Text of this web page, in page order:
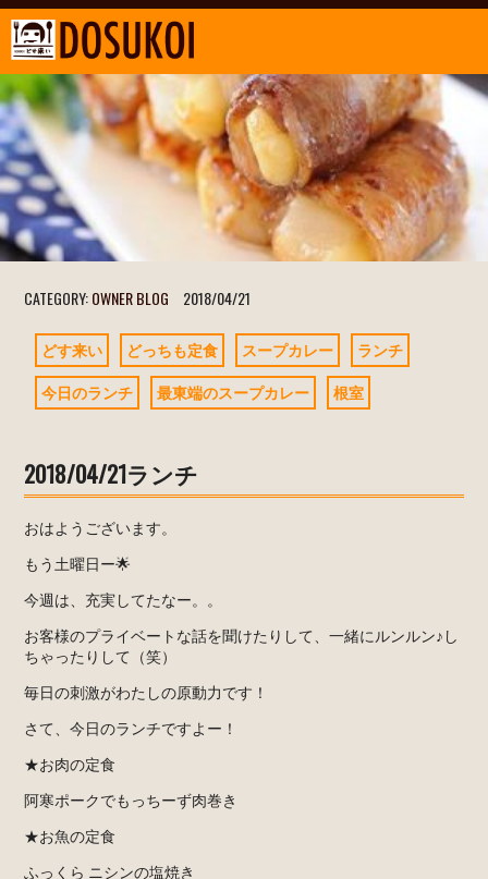
CATEGORY:OWNER BLOG 2018/04/21
どす来い どっちも定食 スープカレー
ランチ
今日のランチ
最東端のスープカレー 根室
2018/04/21ランチ
おはようございます。
もう土曜日ー🌟
今週は、充実してたなー。。
お客様のプライベートな話を聞けたりして、一緒にルンルン♪し
ちゃったりして（笑）
毎日の刺激がわたしの原動力です！
さて、今日のランチですよー！
★お肉の定食
阿寒ポークでもっちーず肉巻き
★お魚の定食
ふっくら ニシンの塩焼き